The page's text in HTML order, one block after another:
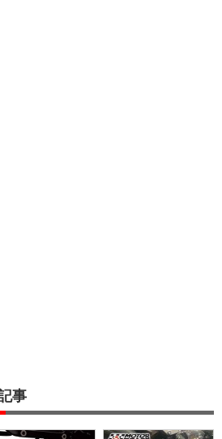
事